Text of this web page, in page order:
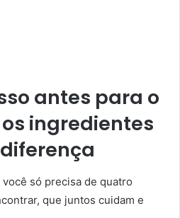
antes para o
ingredientes
só precisa de quatro
que juntos cuidam e